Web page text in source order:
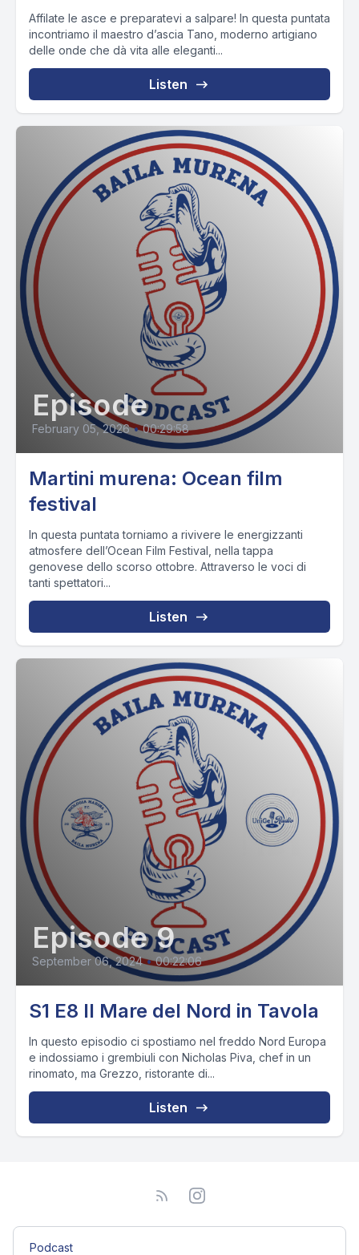
Affilate le asce e preparatevi a salpare! In questa puntata
incontriamo il maestro d’ascia Tano, moderno artigiano
delle onde che dà vita alle eleganti...
Listen
Episode
February 05, 2026 • 00:29:58
Martini murena: Ocean film
festival
In questa puntata torniamo a rivivere le energizzanti
atmosfere dell’Ocean Film Festival, nella tappa
genovese dello scorso ottobre. Attraverso le voci di
tanti spettatori...
Listen
Episode 9
September 06, 2024 • 00:22:06
S1 E8 Il Mare del Nord in Tavola
In questo episodio ci spostiamo nel freddo Nord Europa
e indossiamo i grembiuli con Nicholas Piva, chef in un
rinomato, ma Grezzo, ristorante di...
Listen
Podcast